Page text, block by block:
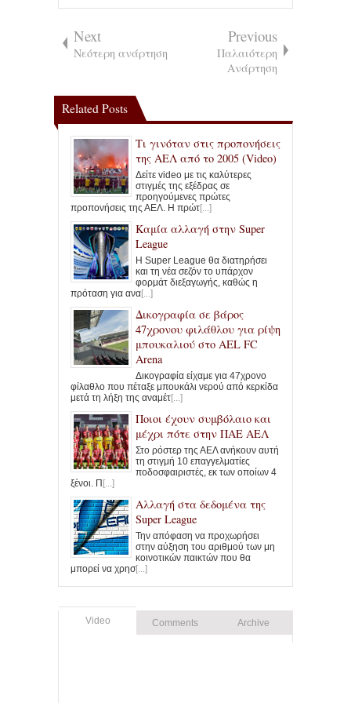
Next
Νεότερη ανάρτηση
Previous
Παλαιότερη
Ανάρτηση
Related Posts
Τι γινόταν στις προπονήσεις
της ΑΕΛ από το 2005 (Video)
Δείτε video με τις καλύτερες
στιγμές της εξέδρας σε
προηγούμενες πρώτες
προπονήσεις της ΑΕΛ. Η πρώτ[...]
Καμία αλλαγή στην Super
League
Η Super League θα διατηρήσει
και τη νέα σεζόν το υπάρχον
φορμάτ διεξαγωγής, καθώς η
πρόταση για ανα[...]
Δικογραφία σε βάρος
47χρονου φιλάθλου για ρίψη
μπουκαλιού στο AEL FC
Arena
Δικογραφία είχαμε για 47χρονο
φίλαθλο που πέταξε μπουκάλι νερού από κερκίδα
μετά τη λήξη της αναμέτ[...]
Ποιοι έχουν συμβόλαιο και
μέχρι πότε στην ΠΑΕ ΑΕΛ
Στο ρόστερ της ΑΕΛ ανήκουν αυτή
τη στιγμή 10 επαγγελματίες
ποδοσφαιριστές, εκ των οποίων 4
ξένοι. Π[...]
Αλλαγή στα δεδομένα της
Super League
Την απόφαση να προχωρήσει
στην αύξηση του αριθμού των μη
κοινοτικών παικτών που θα
μπορεί να χρησ[...]
Video Comments Archive